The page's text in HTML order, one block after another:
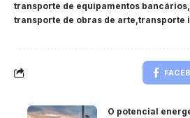
transporte de equipamentos bancários
transporte de obras de arte transporte
O potencial